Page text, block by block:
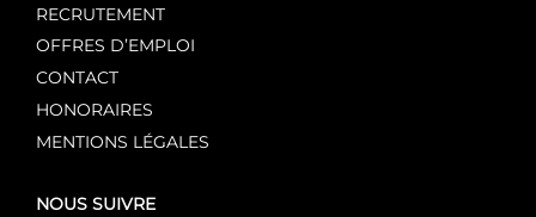
RECRUTEMENT
OFFRES D’EMPLOI
CONTACT
HONORAIRES
MENTIONS LÉGALES
NOUS SUIVRE